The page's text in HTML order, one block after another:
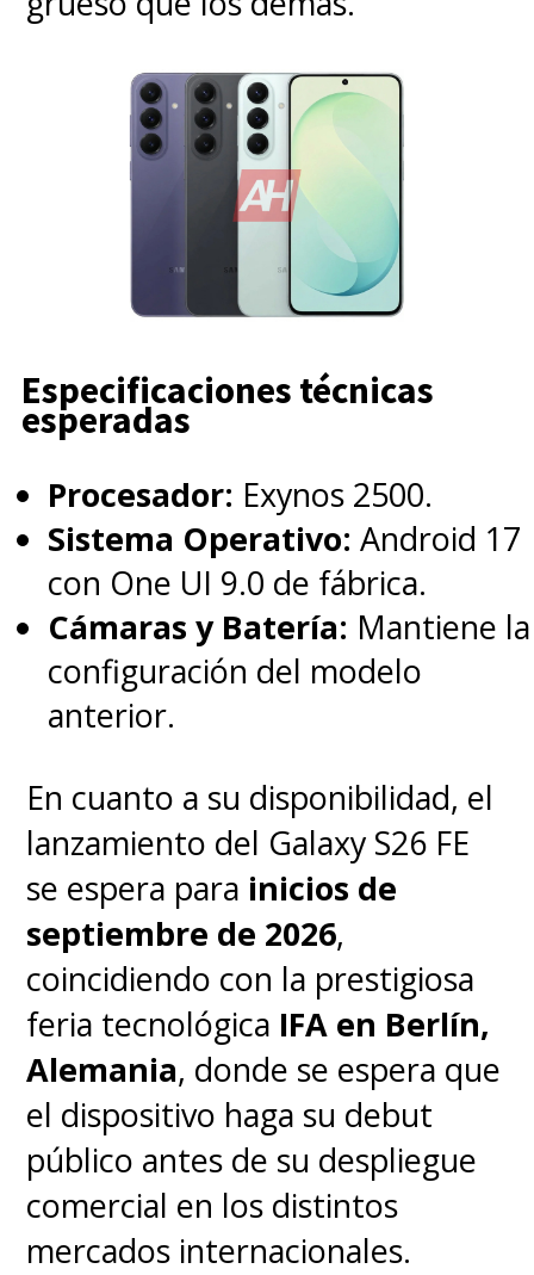
Especificaciones técnicas
esperadas
Procesador: Exynos 2500.
Sistema Operativo: Android 17
con One UI 9.0 de fábrica.
Cámaras y Batería: Mantiene la
configuración del modelo
anterior.
En cuanto a su disponibilidad, el
lanzamiento del Galaxy S26 FE
se espera para inicios de
septiembre de 2026,
coincidiendo con la prestigiosa
feria tecnológica IFA en Berlín,
Alemania, donde se espera que
el dispositivo haga su debut
público antes de su despliegue
comercial en los distintos
mercados internacionales.